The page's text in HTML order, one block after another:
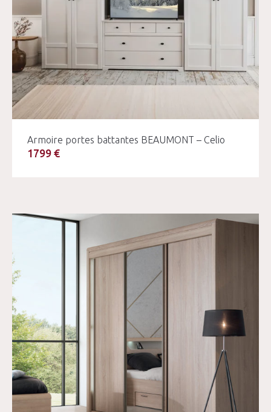
Armoire portes battantes BEAUMONT – Celio
1799 €